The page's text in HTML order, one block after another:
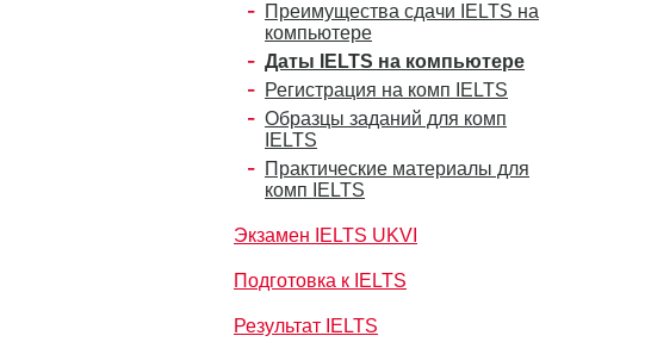
Преимущества сдачи IELTS на
компьютере
Даты IELTS на компьютере
Регистрация на комп IELTS
Образцы заданий для комп
IELTS
Практические материалы для
комп IELTS
Экзамен IELTS UKVI
Подготовка к IELTS
Результат IELTS